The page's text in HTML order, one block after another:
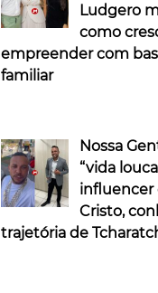
Ludgero
como
empreender com
familiar
Nossa
“vida
influencer
Cristo,
trajetória de